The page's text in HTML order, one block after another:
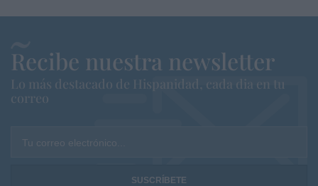
Recibe nuestra newsletter
Lo más destacado de Hispanidad, cada dia en tu
correo
Tu correo electrónico...